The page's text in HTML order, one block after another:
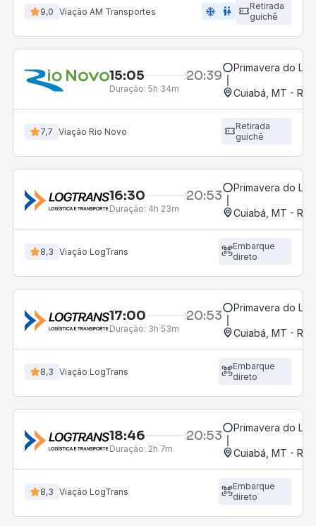
9,0 Viação AM Transportes ac_unit wc
Retirada
guichê
15:05 20:39
Duração: 5h 34m
Primavera do
Cuiabá, MT -
7,7 Viação Rio Novo
Retirada
guichê
16:30 20:53
Duração: 4h 23m
Primavera do
Cuiabá, MT -
8,3 Viação LogTrans
Embarque
direto
17:00 20:53
Duração: 3h 53m
Primavera do
Cuiabá, MT -
8,3 Viação LogTrans
Embarque
direto
18:46 20:53
Duração: 2h 7m
Primavera do
Cuiabá, MT -
8,3 Viação LogTrans
Embarque
direto